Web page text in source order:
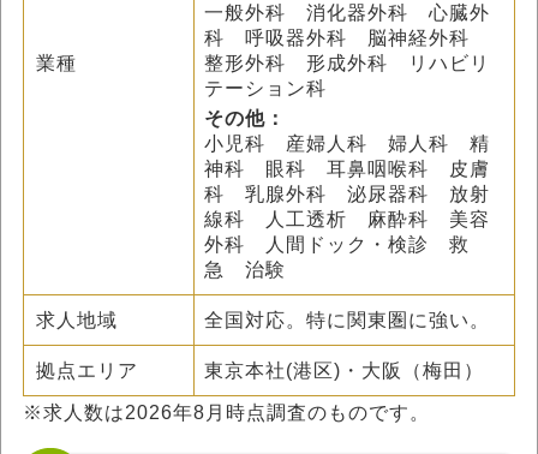
業種
一般外科 消化器外科 心臓外
科 呼吸器外科 脳神経外科
整形外科 形成外科 リハビリ
テーション科
その他：
小児科 産婦人科 婦人科 精
神科 眼科 耳鼻咽喉科 皮膚
科 乳腺外科 泌尿器科 放射
線科 人工透析 麻酔科 美容
外科 人間ドック・検診 救
急 治験
求人地域 全国対応。特に関東圏に強い。
拠点エリア 東京本社(港区)・大阪（梅田）
※求人数は2026年8月 時点調査のものです。